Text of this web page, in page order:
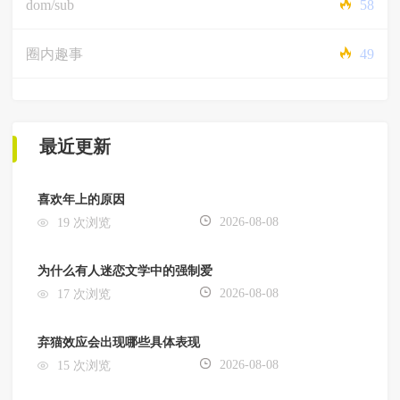
dom/sub 58
圈内趣事 49
最近更新
喜欢年上的原因
19 次浏览
2026-08-08
为什么有人迷恋文学中的强制爱
17 次浏览
2026-08-08
弃猫效应会出现哪些具体表现
15 次浏览
2026-08-08